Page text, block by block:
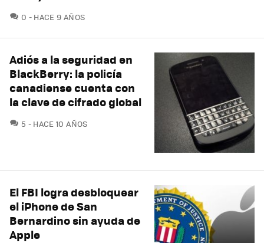
0 COMENTARIOS
HACE 9 AÑOS
Adiós a la seguridad en
BlackBerry: la policía
canadiense cuenta con
la clave de cifrado global
5 COMENTARIOS
HACE 10 AÑOS
El FBI logra desbloquear
el iPhone de San
Bernardino sin ayuda de
Apple